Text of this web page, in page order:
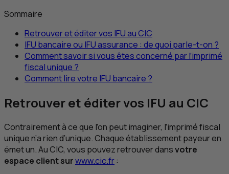
Sommaire
Retrouver et éditer vos IFUauCIC
IFU bancaire ou IFUassurance : de quoi parle-t-on ?
Comment savoir si vous êtes concerné par l’imprimé
fiscal unique ?
Comment lire votre IFU bancaire ?
Retrouver et éditer vos IFU au CIC
Contrairement à ce que l’on peut imaginer, l’imprimé fiscal
unique n’a rien d’unique. Chaque établissement payeur en
émet un. AuCIC, vous pouvez retrouver dansvotre
espace client surwww.cic.fr: